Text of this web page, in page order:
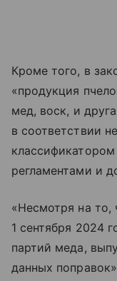
Кроме того, в
«продукция
мед, воск, и
в соответствии
регламентами и
«Несмотря на то,
1 сентября 2024
партий меда,
данных